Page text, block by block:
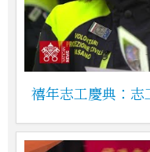
禧年志工慶典：